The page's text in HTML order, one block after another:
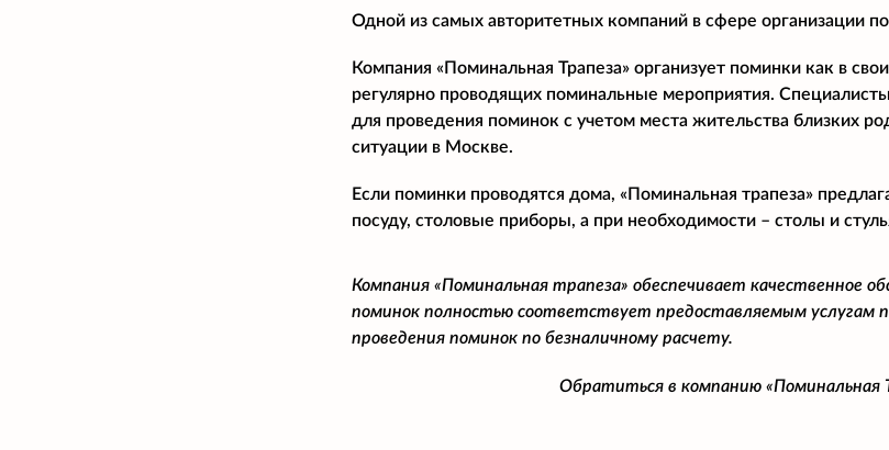
Одной из самых авторитетных компаний в сфере организации
Компания «Поминальная Трапеза» организует поминки как в
регулярно проводящих поминальные мероприятия.
для проведения поминок с учетом места жительства близких
ситуации в Москве.
Если поминки проводятся дома, «Поминальная трапеза»
посуду, столовые приборы, а при необходимости – столы и
Компания «Поминальная трапеза» обеспечивает качественное
поминок полностью соответствует предоставляемым услугам
проведения поминок по безналичному расчету.
Обратиться в компанию «Поминальная